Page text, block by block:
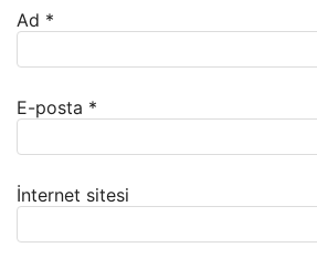
Ad *
E-posta *
İnternet sitesi